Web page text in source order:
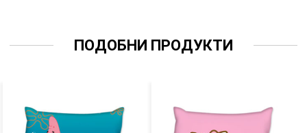
ПОДОБНИ ПРОДУКТИ